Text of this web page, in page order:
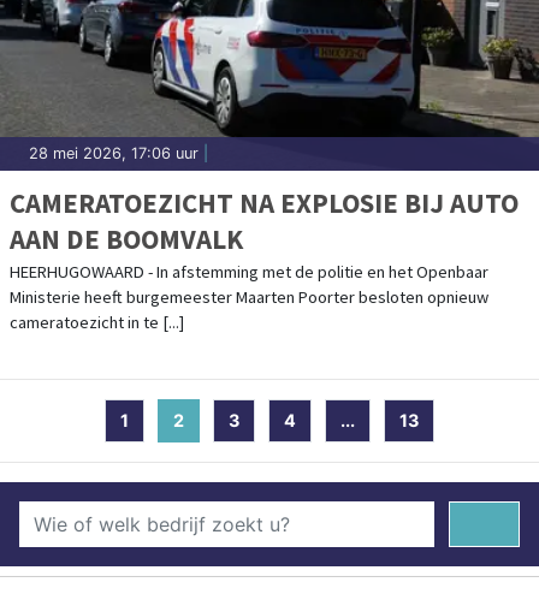
28 mei 2026, 17:06 uur
CAMERATOEZICHT NA EXPLOSIE BIJ AUTO
AAN DE BOOMVALK
HEERHUGOWAARD - In afstemming met de politie en het Openbaar
Ministerie heeft burgemeester Maarten Poorter besloten opnieuw
cameratoezicht in te [...]
1 2 (current)
3 4 ... 13